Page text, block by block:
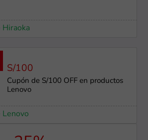
Hiraoka
S/100
Cupón de S/100 OFF en productos
Lenovo
Lenovo